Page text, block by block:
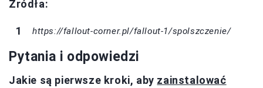
Źródła:
https://fallout-corner.pl/fallout-1/spolszczenie/
Pytania i odpowiedzi
Jakie są pierwsze kroki, aby zainstalować